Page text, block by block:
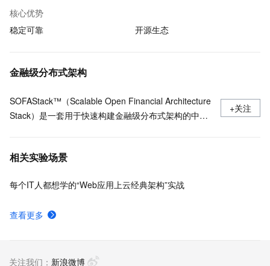
核心优势
稳定可靠
开源生态
金融级分布式架构
SOFAStack™（Scalable Open Financial Architecture
Stack）是一套用于快速构建金融级分布式架构的中间
+关注
相关实验场景
每个IT人都想学的“Web应用上云经典架构”实战
查看更多
关注我们： 新浪微博